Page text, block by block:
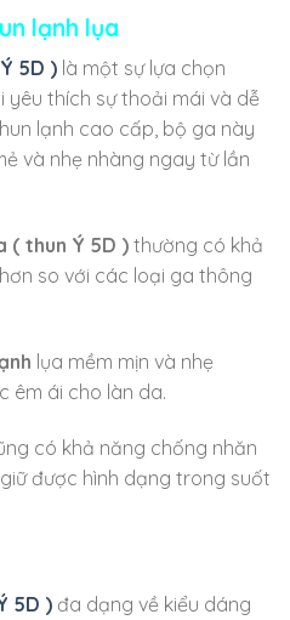
lạnh lụa
5D ) là một sự lựa chọn
thích sự thoải mái và dễ
lạnh cao cấp, bộ ga này
và nhẹ nhàng ngay từ lần
( thun Ý 5D ) thường có khả
so với các loại ga thông
lụa mềm mịn và nhẹ
êm ái cho làn da.
có khả năng chống nhăn
được hình dạng trong suốt
5D ) đa dạng về kiểu dáng